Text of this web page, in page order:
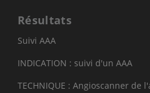
Résultats
Suivi AAA
INDICATION : suivi d'un AAA
TECHNIQUE : Angioscanner de